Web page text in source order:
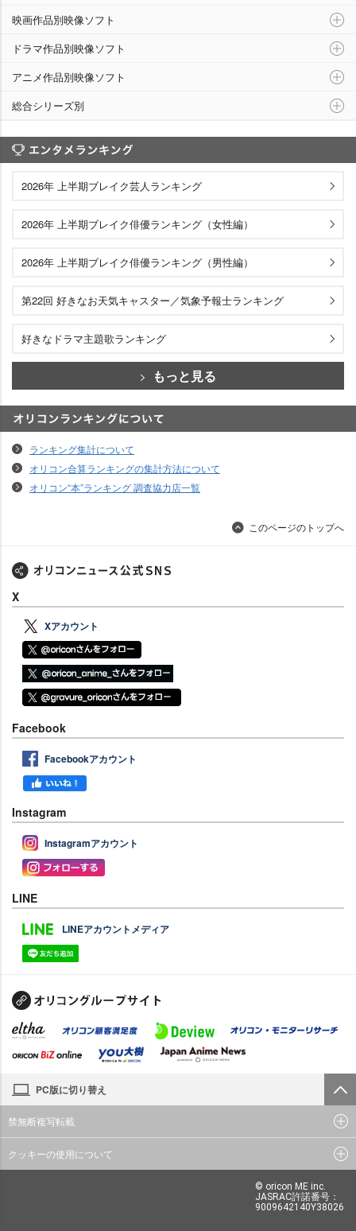
映画作品別映像ソフト
ドラマ作品別映像ソフト
アニメ作品別映像ソフト
総合シリーズ別
2026年 上半期ブレイク芸人ランキング
2026年 上半期ブレイク俳優ランキング（女性編）
2026年 上半期ブレイク俳優ランキング（男性編）
第22回 好きなお天気キャスター／気象予報士ランキング
好きなドラマ主題歌ランキング
もっと見る
ランキング集計について
オリコン合算ランキングの集計方法について
オリコン“本”ランキング 調査協力店一覧
このページのトップへ
X
Xアカウント
Facebook
Facebookアカウント
Instagram
Instagramアカウント
LINE
LINEアカウントメディア
PC版に切り替え
禁無断複写転載
クッキーの使用について
© oricon ME inc.
JASRAC許諾番号：
9009642140Y38026